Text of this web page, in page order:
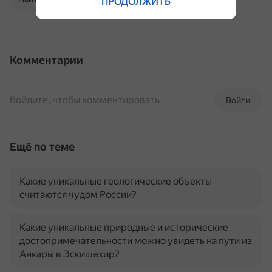
Комментарии
Войти
Войдите, чтобы комментировать
Ещё по теме
Какие уникальные геологические объекты
считаются чудом России?
Какие уникальные природные и исторические
достопримечательности можно увидеть на пути из
Анкары в Эскишехир?